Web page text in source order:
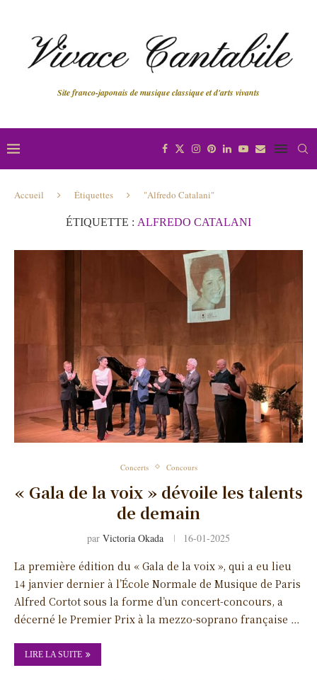
Site franco-japonais de musique classique et d'arts vivants
Accueil Étiquettes "Alfredo Catalani"
ÉTIQUETTE : ALFREDO CATALANI
Concerts Concours
« Gala de la voix » dévoile les talents
de demain
par Victoria Okada 16-01-2025
La première édition du « Gala de la voix », qui a eu lieu
14 janvier dernier à l’École Normale de Musique de Paris
Alfred Cortot sous la forme d’un concert-concours, a
décerné le Premier Prix à la mezzo-soprano française …
LIRE LA SUITE